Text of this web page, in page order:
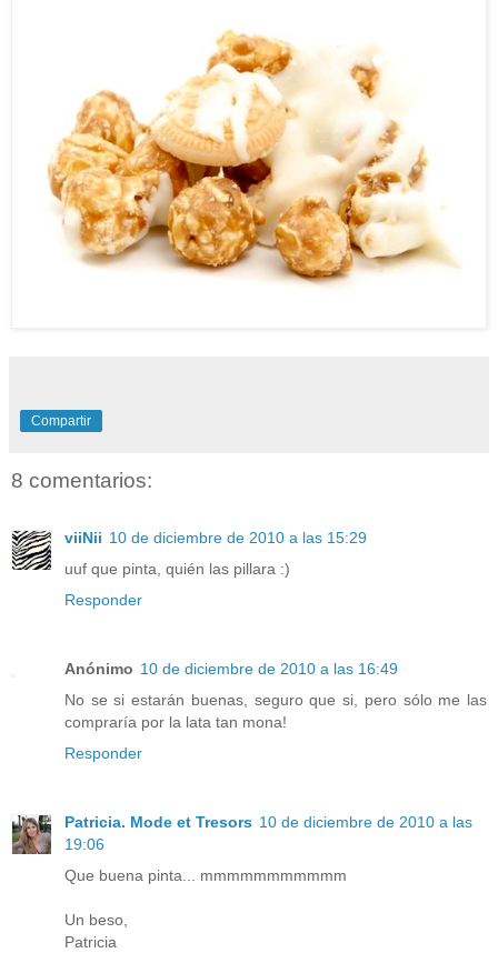
Compartir
8 comentarios:
viiNii 10 de diciembre de 2010 a las 15:29
uuf que pinta, quién las pillara :)
Responder
Anónimo 10 de diciembre de 2010 a las 16:49
No se si estarán buenas, seguro que si, pero sólo me las
compraría por la lata tan mona!
Responder
Patricia. Mode et Tresors 10 de diciembre de 2010 a las
19:06
Que buena pinta... mmmmmmmmmmm
Un beso,
Patricia